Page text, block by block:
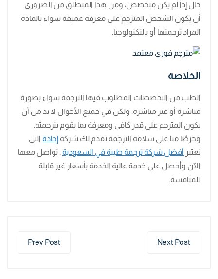
حال إذا لم يكن متخصص، ومن هذا المنطلق من الضروري
أن يكون الشخص المترجم على معرفة عميقة سواء بالمادة
المراد ترجمتها أو بالتكنولوجيا.
الخلاصة
الطب من التخصصات المطلوب فيها الترجمة سواء بصورة
مباشرة أو غير مباشرة. ولكن في جميع الأحوال لا بد من أن
يكون المترجم على قدر كافي ومعرفة بما يقوم بترجمته.
وحرصًا منا على سلامة الترجمة نقدم لك شركة إجادة التي
تعتبر أفضل شركة ترجمة طبية في السعودية . تواصل معها
الآن وأحصل على خدمة عالية الخدمة بأسعار غير قابلة
للمنافسة.
Prev Post Next Post